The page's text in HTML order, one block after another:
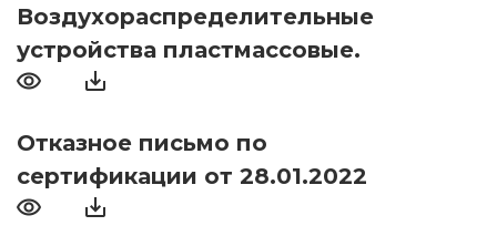
Воздухораспределительные
устройства пластмассовые.
Отказное письмо по
сертификации от 28.01.2022